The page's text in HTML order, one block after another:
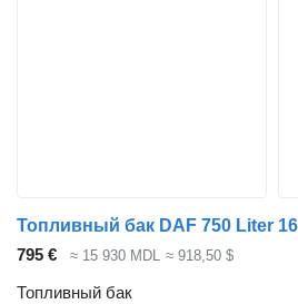
795 € ≈ 15 930 MDL ≈ 918,50 $
Топливный бак